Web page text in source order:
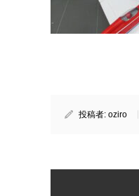
投稿者: oziro